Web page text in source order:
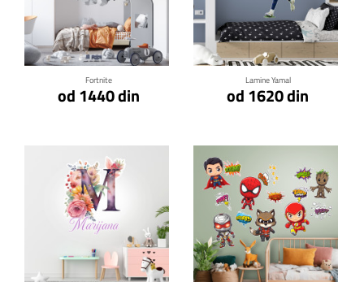
Fortnite
od 1440 din
Klikni za detalje
Lamine Yamal
od 1620 din
Klikni za detalje
Klikni za detalje Klikni za detalje